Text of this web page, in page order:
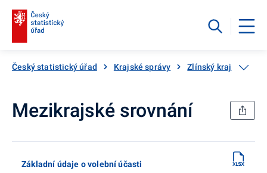
Český statistický úřad Krajské správy Zlínský kraj
Mezikrajské srovnání
Základní údaje o volební účasti